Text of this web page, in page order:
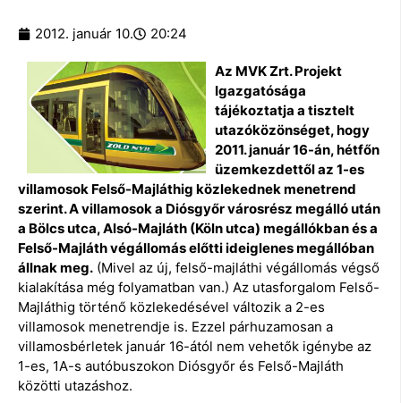
2012. január 10. 20:24
Az MVK Zrt. Projekt
Igazgatósága
tájékoztatja a tisztelt
utazóközönséget, hogy
2011. január 16-án, hétfőn
üzemkezdettől az 1-es
villamosok Felső-Majláthig közlekednek menetrend
szerint.A villamosok a Diósgyőr városrész megálló után
a Bölcs utca, Alsó-Majláth (Köln utca) megállókban és a
Felső-Majláth végállomás előtti ideiglenes megállóban
állnak meg. (Mivel az új, felső-majláthi végállomás végső
kialakítása még folyamatban van.) Az utasforgalom Felső-
Majláthig történő közlekedésével változik a 2-es
villamosok menetrendje is. Ezzel párhuzamosan a
villamosbérletek január 16-ától nem vehetők igénybe az
1-es, 1A-s autóbuszokon Diósgyőr és Felső-Majláth
közötti utazáshoz.